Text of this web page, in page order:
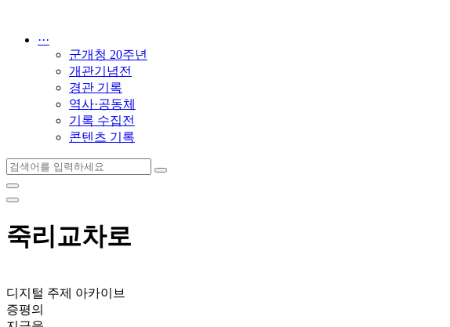
···
군개청 20주년
개관기념전
경관 기록
역사·공동체
기록 수집전
콘텐츠 기록
죽리교차로
디지털 주제 아카이브
증평의